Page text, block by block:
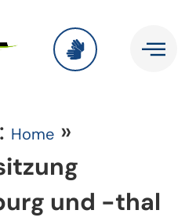
Home »
und -thal